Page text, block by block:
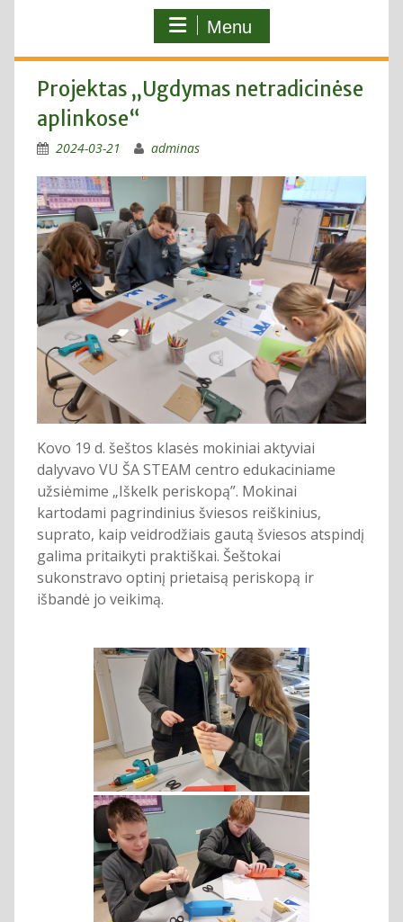
Menu
Projektas „Ugdymas netradicinėse
aplinkose“
2024-03-21 adminas
Kovo 19 d. šeštos klasės mokiniai aktyviai
dalyvavo VU ŠA STEAM centro edukaciniame
užsiėmime „Iškelk periskopą”. Mokinai
kartodami pagrindinius šviesos reiškinius,
suprato, kaip veidrodžiais gautą šviesos atspindį
galima pritaikyti praktiškai. Šeštokai
sukonstravo optinį prietaisą periskopą ir
išbandė jo veikimą.